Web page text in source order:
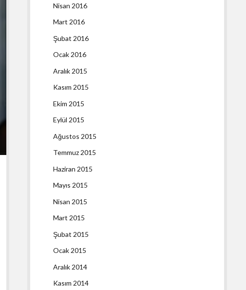
Nisan 2016
Mart 2016
Şubat 2016
Ocak 2016
Aralık 2015
Kasım 2015
Ekim 2015
Eylül 2015
Ağustos 2015
Temmuz 2015
Haziran 2015
Mayıs 2015
Nisan 2015
Mart 2015
Şubat 2015
Ocak 2015
Aralık 2014
Kasım 2014